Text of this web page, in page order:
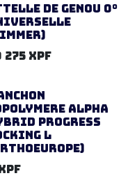
de genou 0°
275XPF
ALPHA
PROGRESS
L